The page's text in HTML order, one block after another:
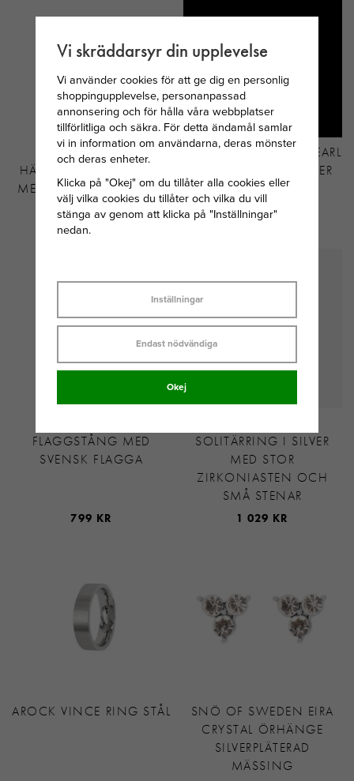
SVEDBOM
HÄNGSMYCKE I SILVER
MED JUNI MÅNADSTEN
MÅNSTEN
149 KR
MARIA NILSDOTTER PEARL
TEAR ÖRHÄNGE SILVER
MED PÄRLA
FLAGGSTÅNG MED
SVENSK FLAGGA
799 KR
SOLITÄRRING I SILVER
MED STOR
ZIRKONIASTEN OCH
SMÅ STENAR
1 029 KR
AROCK VINCE RING STÅL
SNÖ OF SWEDEN EIRA
CRYSTAL ÖRHÄNGE
SILVERPLÄTERAD
MÄSSING
Vi skräddarsyr din upplevelse
Vi använder cookies för att ge dig en personlig
shoppingupplevelse, personanpassad
annonsering och för hålla våra webbplatser
tillförlitliga och säkra. För detta ändamål samlar
vi in information om användarna, deras mönster
och deras enheter.
Klicka på "Okej" om du tillåter alla cookies eller
välj vilka cookies du tillåter och vilka du vill
stänga av genom att klicka på "Inställningar"
nedan.
Inställningar
Endast nödvändiga
Okej